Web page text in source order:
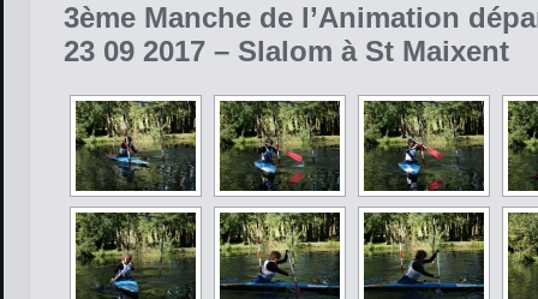
3ème Manche de l’Animation
23 09 2017 – Slalom à St Maixent